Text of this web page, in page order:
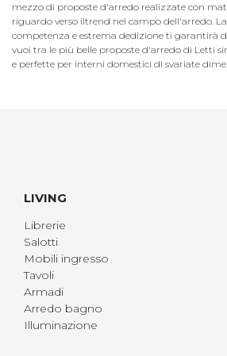
mezzo di proposte d'arredo realizzate con
riguardo verso iltrend nel campo dell'arredo.
competenza e estrema dedizione ti garantirà
vuoi tra le più belle proposte d'arredo di Letti
e perfette per interni domestici di svariate
LIVING
Librerie
Salotti
Mobili ingresso
Tavoli
Armadi
Arredo bagno
Illuminazione